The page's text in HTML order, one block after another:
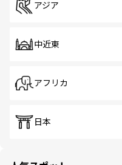
アジア
中近東
アフリカ
日本